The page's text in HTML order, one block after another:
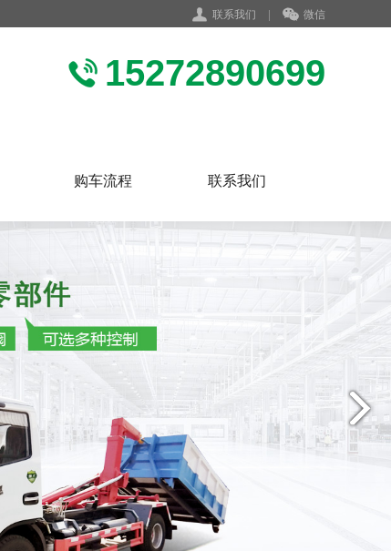
联系我们 | 微信
15272890699
购车流程 联系我们